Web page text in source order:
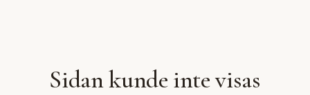
Sidan kunde inte visas